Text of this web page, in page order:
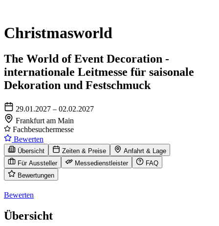
Christmasworld
The World of Event Decoration -
internationale Leitmesse für saisonale
Dekoration und Festschmuck
29.01.2027 – 02.02.2027
Frankfurt am Main
Fachbesuchermesse
Bewerten
Übersicht Zeiten & Preise
Anfahrt & Lage
Für Aussteller
Messedienstleister
FAQ
Bewertungen
Bewerten
Übersicht